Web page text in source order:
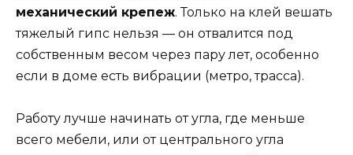
механический крепеж. Только на клей вешать
тяжелый гипс нельзя — он отвалится под
собственным весом через пару лет, особенно
если в доме есть вибрации (метро, трасса).
Работу лучше начинать от угла, где меньше
всего мебели, или от центрального угла